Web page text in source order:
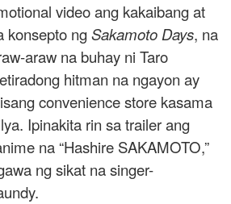
video ang kakaibang at
konsepto ngSakamoto Days, na
araw na buhay ni Taro
hitman na ngayon ay
convenience store kasama
Ipinakita rin sa trailer ang
na “Hashire SAKAMOTO,”
ng sikat na singer-